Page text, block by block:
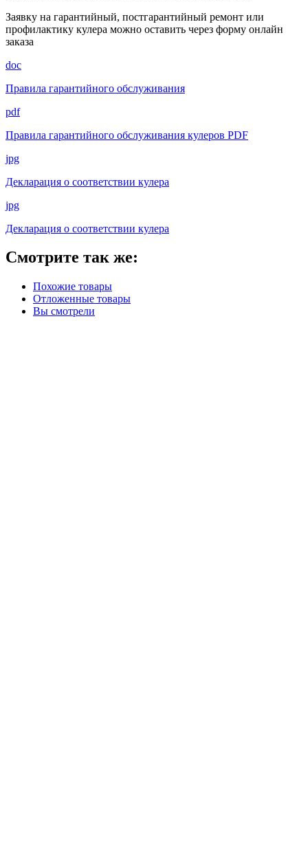
Заявку на гарантийный, постгарантийный ремонт или
профилактику кулера можно оставить через форму онлайн
заказа
doc
Правила гарантийного обслуживания
pdf
Правила гарантийного обслуживания кулеров PDF
jpg
Декларация о соответствии кулера
jpg
Декларация о соответствии кулера
Смотрите так же:
Похожие товары
Отложенные товары
Вы смотрели